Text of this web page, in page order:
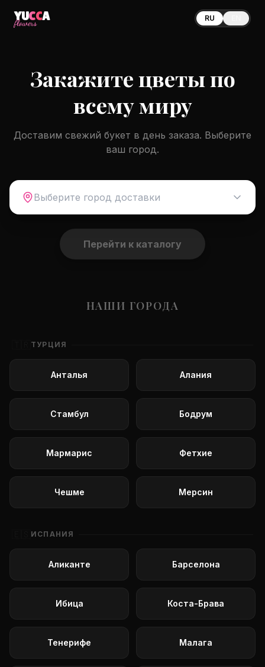
YUCCA
flowers RU
Закажите цветы по
всему миру
Доставим свежий букет в день заказа. Выберите
ваш город.
Выберите город доставки
Перейти к каталогу
НАШИ ГОРОДА
ТУРЦИЯ
Анталья Алания
Стамбул Бодрум
Мармарис Фетхие
Чешме Мерсин
ИСПАНИЯ
Аликанте Барселона
Ибица Коста-Брава
Тенерифе Малага